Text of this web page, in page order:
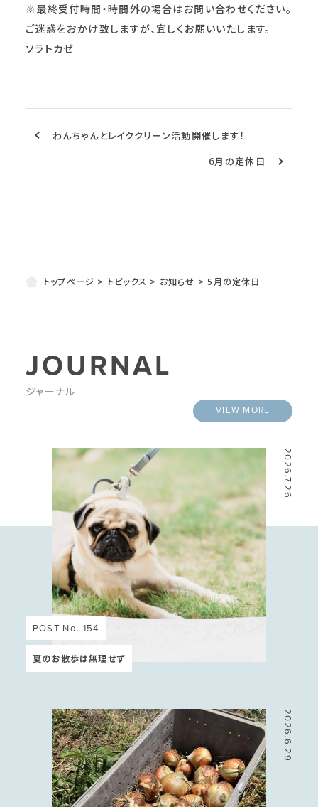
※最終受付時間・時間外の場合はお問い合わせください。
ご迷惑をおかけ致しますが、宜しくお願いいたします。
ソラトカゼ
わんちゃんとレイククリーン活動開催します！
6月の定休日
トップページ > トピックス > お知らせ >5月の定休日
JOURNAL
ジャーナル
2026.7.26
POST No. 154
夏のお散歩は無理せず
2026.6.29
VIEW MORE